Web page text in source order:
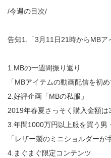
/今週の目次/
告知1.「3月11日21時からMBア
1.MBの一週間振り返り
「MBアイテムの動画配信を初め
2.好評企画「MBの私服」
2019年春夏さっそく購入金額
3.年間1000万円以上服を買う男
「レザー製のミニショルダーが
4.まぐまぐ限定コンテンツ